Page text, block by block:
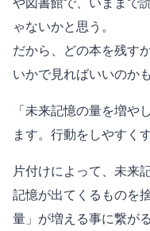
ゃないかと思う。
だから、どの本を残す
いかで見ればいいのか
「未来記憶の量を増や
ます。行動をしやすく
片付けによって、未来
記憶が出てくるものを
量」が増える事に繋が